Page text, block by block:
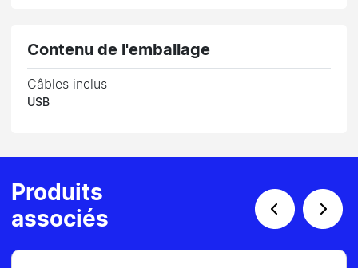
Contenu de l'emballage
Câbles inclus
USB
Produits
associés